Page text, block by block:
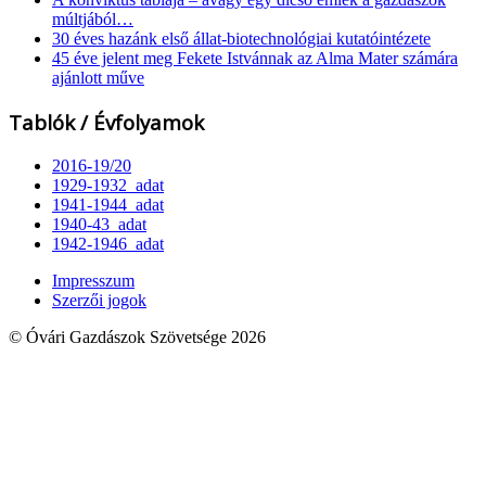
múltjából…
30 éves hazánk első állat-biotechnológiai kutatóintézete
45 éve jelent meg Fekete Istvánnak az Alma Mater számára
ajánlott műve
Tablók / Évfolyamok
2016-19/20
1929-1932_adat
1941-1944_adat
1940-43_adat
1942-1946_adat
Impresszum
Szerzői jogok
© Óvári Gazdászok Szövetsége 2026